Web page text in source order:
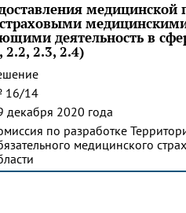
деятельность в
2.3, 2.4)
14
декабря 2020 года
по разработке
медицинского